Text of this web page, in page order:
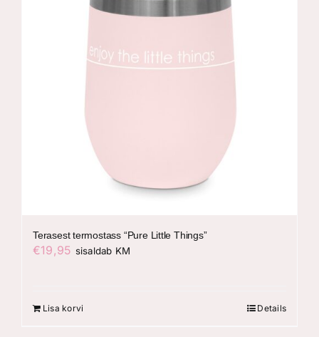
Terasest termostass “Pure Little Things”
€19,95 sisaldab KM
Lisa korvi Details